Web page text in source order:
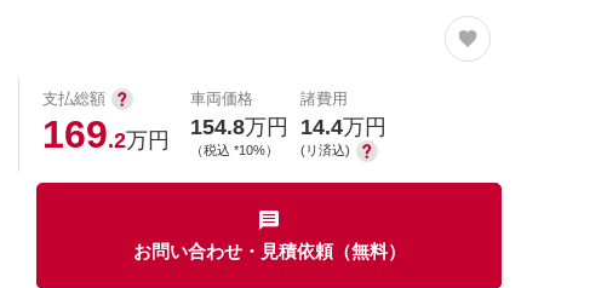
支払総額
169.2万円
車両価格
154.8万円
（税込 *10%）
諸費用
14.4万円
(リ済込)
お問い合わせ・見積依頼（無料）